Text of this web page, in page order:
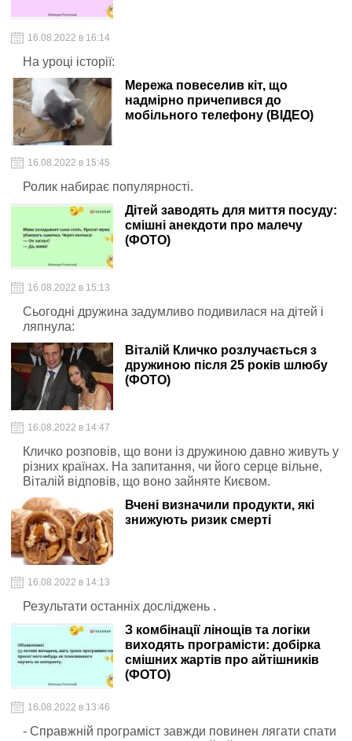
16.08.2022 в 16:14
На уроці історії:
Мережа повеселив кіт, що
надмірно причепився до
мобільного телефону (ВІДЕО)
16.08.2022 в 15:45
Ролик набирає популярності.
Дітей заводять для миття посуду:
смішні анекдоти про малечу
(ФОТО)
16.08.2022 в 15:13
Сьогодні дружина задумливо подивилася на дітей і
ляпнула:
Віталій Кличко розлучається з
дружиною після 25 років шлюбу
(ФОТО)
16.08.2022 в 14:47
Кличко розповів, що вони із дружиною давно живуть у
різних країнах. На запитання, чи його серце вільне,
Віталій відповів, що воно зайняте Києвом.
Вчені визначили продукти, які
знижують ризик смерті
16.08.2022 в 14:13
Результати останніх досліджень .
З комбінації лінощів та логіки
виходять програмісти: добірка
смішних жартів про айтішників
(ФОТО)
16.08.2022 в 13:46
- Справжній програміст завжди повинен лягати спати